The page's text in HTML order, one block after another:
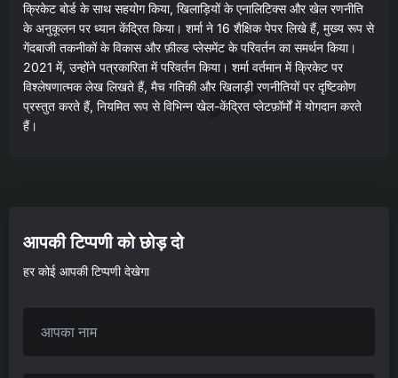
क्रिकेट बोर्ड के साथ सहयोग किया, खिलाड़ियों के एनालिटिक्स और खेल रणनीति
के अनुकूलन पर ध्यान केंद्रित किया। शर्मा ने 16 शैक्षिक पेपर लिखे हैं, मुख्य रूप से
गेंदबाजी तकनीकों के विकास और फ़ील्ड प्लेसमेंट के परिवर्तन का समर्थन किया।
2021 में, उन्होंने पत्रकारिता में परिवर्तन किया। शर्मा वर्तमान में क्रिकेट पर
विश्लेषणात्मक लेख लिखते हैं, मैच गतिकी और खिलाड़ी रणनीतियों पर दृष्टिकोण
प्रस्तुत करते हैं, नियमित रूप से विभिन्न खेल-केंद्रित प्लेटफ़ॉर्मों में योगदान करते
हैं।
आपकी टिप्पणी को छोड़ दो
हर कोई आपकी टिप्पणी देखेगा